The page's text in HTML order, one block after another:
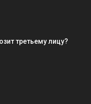
третьему лицу?